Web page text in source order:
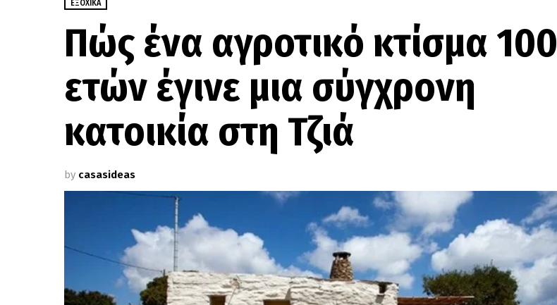
ΕΞΟΧΙΚΆ
Πώς ένα αγροτικό κτίσμα 100
ετών έγινε μια σύγχρονη
κατοικία στη Τζιά
by casasideas